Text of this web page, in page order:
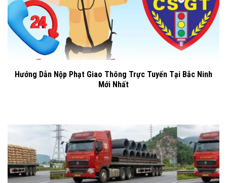
Hướng Dẫn Nộp Phạt Giao Thông Trực Tuyến Tại Bắc Ninh
Mới Nhất